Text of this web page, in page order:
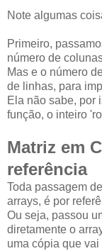
Note algumas
Primeiro,
número de
Mas e o número
de linhas, para
Ela não sabe, por
função, o inteiro
Matriz em
referência
Toda passagem
arrays, é por
Ou seja, passou
diretamente o
uma cópia que